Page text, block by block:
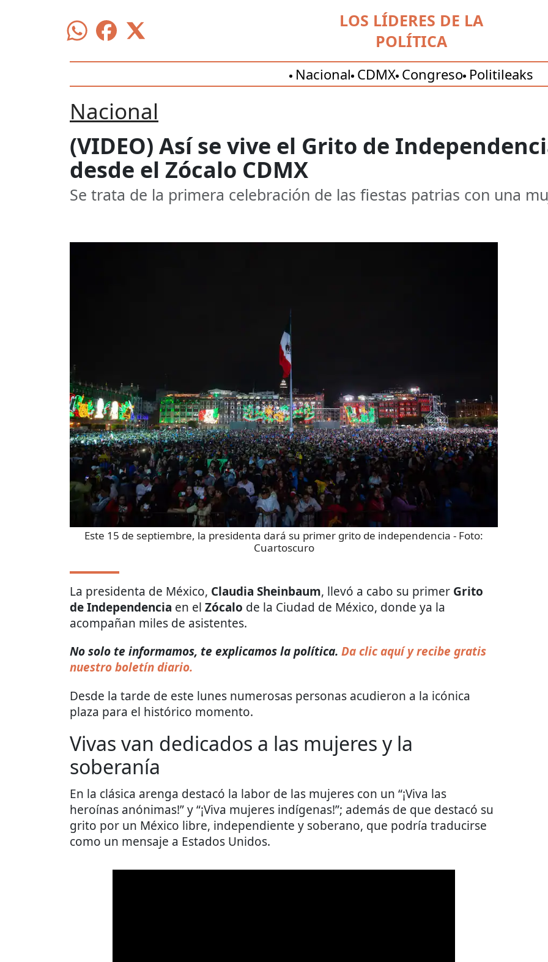
LOS LÍDERES DE LA
POLÍTICA
Nacional CDMX Congreso Politileaks
Nacional
(VIDEO) Así se vive el Grito de
desde el Zócalo CDMX
Se trata de la primera celebración de las fiestas patrias con una
Este 15 de septiembre, la presidenta dará su primer grito de independencia - Foto:
Cuartoscuro
La presidenta de México, Claudia Sheinbaum, llevó a cabo su primer Grito
de Independencia en el Zócalo de la Ciudad de México, donde ya la
acompañan miles de asistentes.
No solo te informamos, te explicamos la política. Da clic aquí y recibe gratis
nuestro boletín diario.
Desde la tarde de este lunes numerosas personas acudieron a la icónica
plaza para el histórico momento.
Vivas van dedicados a las mujeres y la
soberanía
En la clásica arenga destacó la labor de las mujeres con un “¡Viva las
heroínas anónimas!” y “¡Viva mujeres indígenas!”; además de que destacó su
grito por un México libre, independiente y soberano, que podría traducirse
como un mensaje a Estados Unidos.